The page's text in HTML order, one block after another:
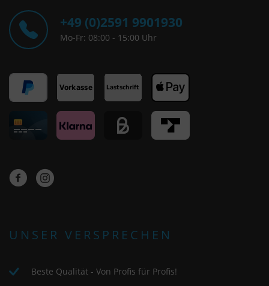
+49 (0)2591 9901930
Mo-Fr: 08:00 - 15:00 Uhr
UNSER VERSPRECHEN
Beste Qualität - Von Profis für Profis!